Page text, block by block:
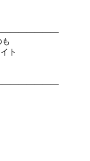
ト